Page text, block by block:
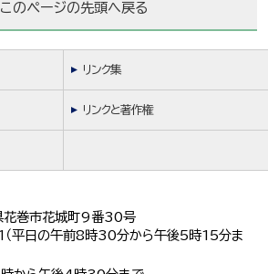
このページの先頭へ戻る
リンク集
リンクと著作権
巻市花城町9番30号
平日の午前8時30分から午後5時15分ま